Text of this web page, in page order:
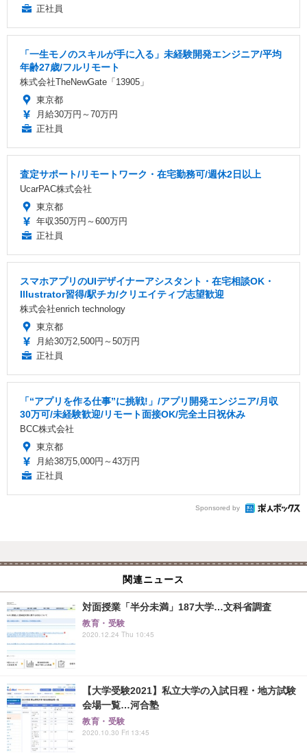
正社員
「一生モノのスキルが手に入る」未経験開発エンジニア/平均
年齢27歳/フルリモート
株式会社TheNewGate「13905」
東京都
月給30万円～70万円
正社員
査定サポート/リモートワーク・在宅勤務可/週休2日以上
UcarPAC株式会社
東京都
年収350万円～600万円
正社員
スマホアプリのUIデザイナーアシスタント・在宅相談OK・
Illustrator習得/駅チカ/クリエイティブ志望歓迎
株式会社enrich technology
東京都
月給30万2,500円～50万円
正社員
「“アプリを作る仕事”に挑戦!」/アプリ開発エンジニア/月収
30万可/未経験歓迎/リモート面接OK/完全土日祝休み
BCC株式会社
東京都
月給38万5,000円～43万円
正社員
Sponsored by
関連ニュース
対面授業「半分未満」187大学…文科省調査
教育・受験
2020.12.24 Thu 10:45
【大学受験2021】私立大学の入試日程・地方試験
会場一覧…河合塾
教育・受験
2020.10.30 Fri 13:45